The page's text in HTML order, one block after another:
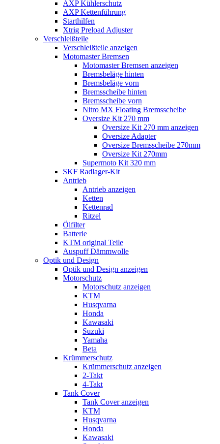
AXP Kühlerschutz
AXP Kettenführung
Starthilfen
Xtrig Preload Adjuster
Verschleißteile
Verschleißteile anzeigen
Motomaster Bremsen
Motomaster Bremsen anzeigen
Bremsbeläge hinten
Bremsbeläge vorn
Bremsscheibe hinten
Bremsscheibe vorn
Nitro MX Floating Bremsscheibe
Oversize Kit 270 mm
Oversize Kit 270 mm anzeigen
Oversize Adapter
Oversize Bremsscheibe 270mm
Oversize Kit 270mm
Supermoto Kit 320 mm
SKF Radlager-Kit
Antrieb
Antrieb anzeigen
Ketten
Kettenrad
Ritzel
Ölfilter
Batterie
KTM original Teile
Auspuff Dämmwolle
Optik und Design
Optik und Design anzeigen
Motorschutz
Motorschutz anzeigen
KTM
Husqvarna
Honda
Kawasaki
Suzuki
Yamaha
Beta
Krümmerschutz
Krümmerschutz anzeigen
2-Takt
4-Takt
Tank Cover
Tank Cover anzeigen
KTM
Husqvarna
Honda
Kawasaki